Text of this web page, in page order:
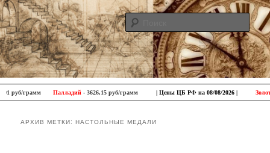
Antique Trip
Главное меню
Перейти к основному содержимому
Перейти к дополнительному содержимому
Палладий - 3626,15 руб/грамм | Цены ЦБ РФ на 08/08/2026 | Золото - 11274,43
АРХИВ МЕТКИ:НАСТОЛЬНЫЕ МЕДАЛИ